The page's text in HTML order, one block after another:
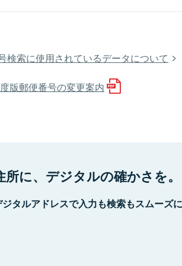
検索に使用されているデータについて
版郵便番号の変更案内
所に、デジタルの確かさを。
ジタルアドレスで入力も検索もスムーズ